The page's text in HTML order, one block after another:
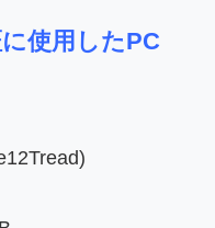
使用したPC